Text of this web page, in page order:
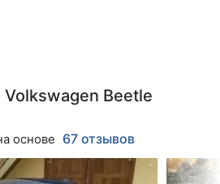
Beetle
основе 67 отзывов